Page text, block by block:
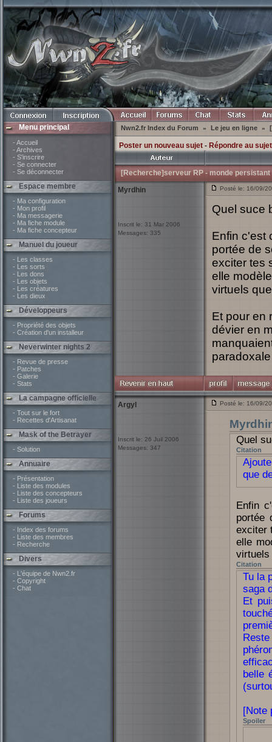
Menu principal
- Accueil
- Archives
- S'inscrire
- Se connecter
- Se déconnecter
Espace membre
- Ma configuration
- Mon profil
- Ma messagerie
- Ma fiche module
- Ma fiche concepteur
Manuel du joueur
- Les classes
- Les sorts
- Les dons
- Les objets
- Les créatures
- Les dieux
Développeurs
- Propriété des objets
- Création d'un installeur
Neverwinter nights 2
- Revue de presse
- Patches
- Galerie
- Stats
La campagne officielle
- Tout sur le fort
- Recettes d'Artisanat
Mask of the Betrayer
- Solution
Annuaire
- Présentation
- Liste des modules
- Liste des concepteurs
- Liste des joueurs
Forums
- Index des forums
- Liste des membres
- Recherche
Divers
- L'équipe de Nwn2.fr
- Copyright
- Chat
Nwn2.fr Index du Forum » Le jeu en ligne »
Poster un nouveau sujet- Répondre au sujet
[Recherche]serveur RP - monde
Myrdhin
Inscrit le: 31 Mar 2006
Messages: 335
Posté le: 16/09/
Quel suce
Enfin c'est
portée de
exciter tes
elle
virtuels
Et pour en
dévier en
Argyl
Inscrit le: 26 Juil 2006
Messages: 347
Posté le: 16/09/
Quel
Citation
que
Enfin
portée
exciter
elle
virtuels
Citation
Tu la
saga
Et
belle
[Note
Spoiler